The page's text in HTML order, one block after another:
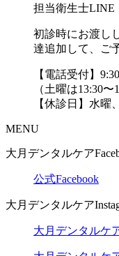
担当衛生士LINE
初診時にお渡し
達追加して、ご
【電話受付】
（土曜は13:30〜
【休診日】水曜
MENU
大月デンタルケア
公式Facebook
大月デンタルケア
大月デンタルケ